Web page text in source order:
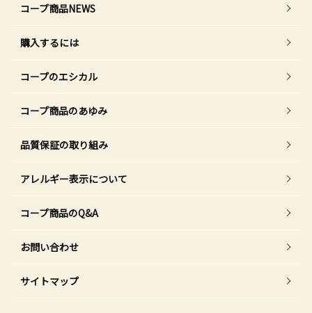
コープ商品NEWS
購入するには
コープのエシカル
コープ商品のあゆみ
品質保証の取り組み
アレルギー表示について
コープ商品のQ&A
お問い合わせ
サイトマップ